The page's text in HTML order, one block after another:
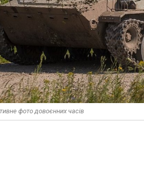
фото довоєнних часів